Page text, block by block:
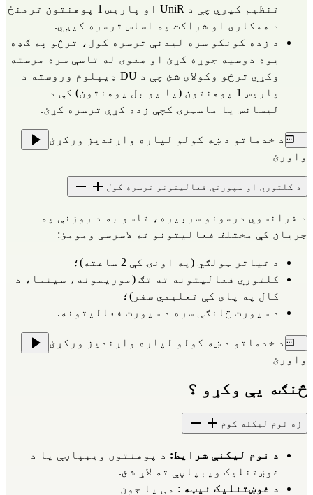
تنظیم کيږي چې د UniR او پاریس 1 پوهنتون ترمنځ
د همکاری او شراکت په اساس ترسره کیږي.
د زده کونکو سره لیدنې ترسره کول، ترڅو په ګډه
یوه دوسیه جوړه کړئ او هغوی له تاسې سره مرسته
وکړي ترڅو وکولای شئ چې د DU ډیپلوم وروسته د
پاریس 1 پوهنتون (یا یو بل پوهنتون) کې د
لیسانس یا ماسټرۍ کچې زده کړې ترسره کړئ.
د خدماتو د ښه کولو لپاره واړندیز ورکړئ
واورئ
د کلتوري او سپورتي فعالیتونو ترسره کول
د فرانسوي درسونو سربیره، تاسو به د روزنې په
جریان کې مختلف فعالیتونو ته لاسرسی ومومئ:
د تياتر ټولګي (په اونۍ کې 2 ساعته)؛
کلتوري فعالیتونه ته تګ (موزیمونه، سینما، د
کال په پای کې تعلیمي سفر)؛
د سپورت څانګې سره د سپورت فعالیتونه.
د خدماتو د ښه کولو لپاره واړندیز ورکړئ
واورئ
څنګه یې وکړو ؟
زه نوم لیکنه کوم
د نوم لیکنې شرایط: د پوهنتون ویبپاڼې یا د
غوښتنلیک ویبپاڼې ته لاړ شئ.
د غوښتنلیک نیټه : می یا جون